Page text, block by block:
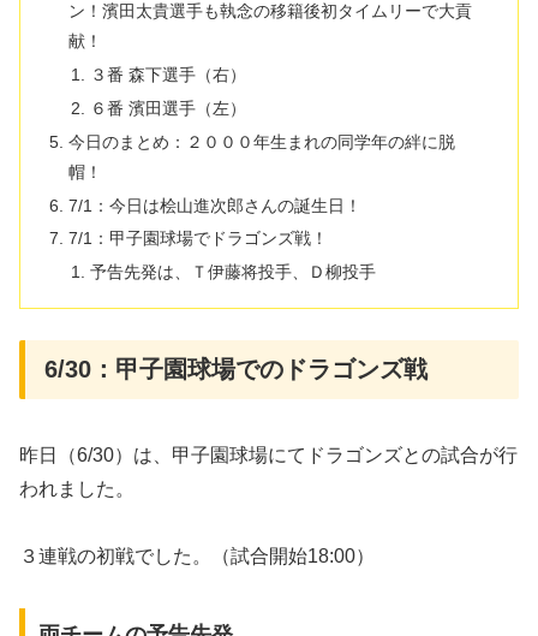
ン！濱田太貴選手も執念の移籍後初タイムリーで大貢
献！
３番 森下選手（右）
６番 濱田選手（左）
今日のまとめ：２０００年生まれの同学年の絆に脱
帽！
​7/1：今日は桧山進次郎さんの誕生日！
7/1：甲子園球場でドラゴンズ戦！
予告先発は、Ｔ伊藤将投手、Ｄ柳投手
6/30：甲子園球場でのドラゴンズ戦
昨日（6/30）は、甲子園球場にてドラゴンズとの試合が行
われました。
３連戦の初戦でした。（試合開始18:00）